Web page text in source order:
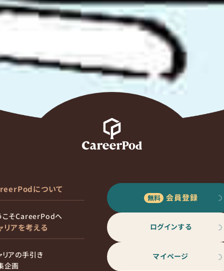
について
こそCareerPodへ
リアを考える
リアの手引き
企画
会員登録
ログインする
マイページ